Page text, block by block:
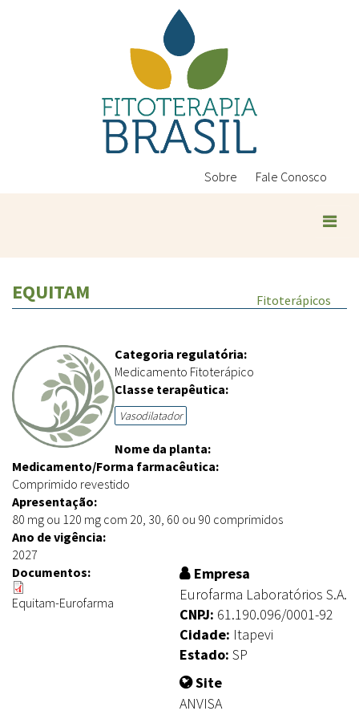
Sobre Fale Conosco
EQUITAM Fitoterápicos
Categoria regulatória:
Medicamento Fitoterápico
Classe terapêutica:
Vasodilatador
Nome da planta:
Medicamento/Forma farmacêutica:
Comprimido revestido
Apresentação:
80 mg ou 120 mg com 20, 30, 60 ou 90 comprimidos
Ano de vigência:
2027
Empresa
Eurofarma Laboratórios S.A.
CNPJ: 61.190.096/0001-92
Cidade: Itapevi
Estado: SP
Site
ANVISA
Documentos:
Equitam-Eurofarma